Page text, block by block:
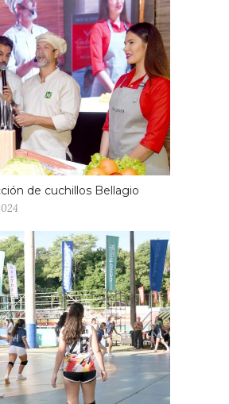
de cuchillos Bellagio